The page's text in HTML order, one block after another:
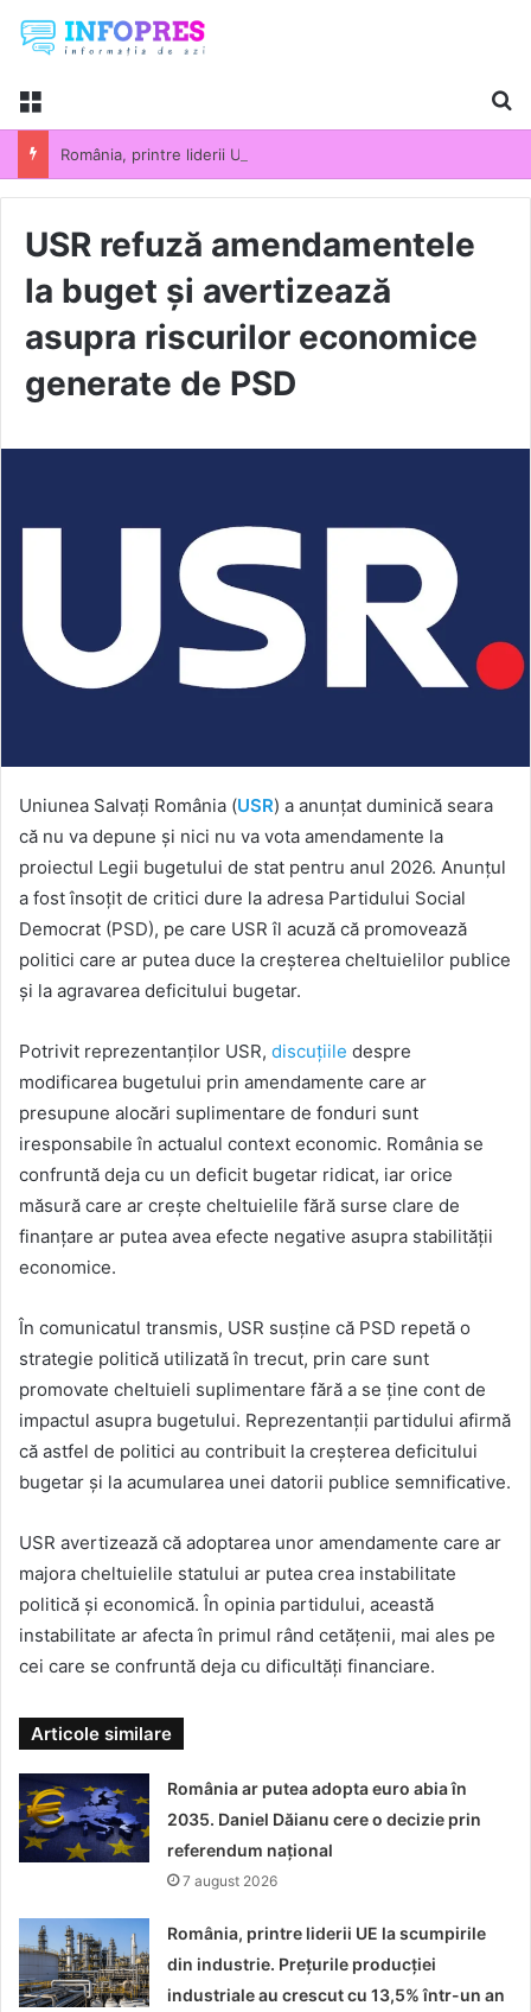
Menu
USR refuză amendamentele
la buget și avertizează
asupra riscurilor economice
generate de PSD
Uniunea Salvați România (USR) a anunțat duminică seara
că nu va depune și nici nu va vota amendamente la
proiectul Legii bugetului de stat pentru anul 2026. Anunțul
a fost însoțit de critici dure la adresa Partidului Social
Democrat (PSD), pe care USR îl acuză că promovează
politici care ar putea duce la creșterea cheltuielilor publice
și la agravarea deficitului bugetar.
Potrivit reprezentanților USR, discuțiile despre
modificarea bugetului prin amendamente care ar
presupune alocări suplimentare de fonduri sunt
iresponsabile în actualul context economic. România se
confruntă deja cu un deficit bugetar ridicat, iar orice
măsură care ar crește cheltuielile fără surse clare de
finanțare ar putea avea efecte negative asupra stabilității
economice.
În comunicatul transmis, USR susține că PSD repetă o
strategie politică utilizată în trecut, prin care sunt
promovate cheltuieli suplimentare fără a se ține cont de
impactul asupra bugetului. Reprezentanții partidului afirmă
că astfel de politici au contribuit la creșterea deficitului
bugetar și la acumularea unei datorii publice semnificative.
USR avertizează că adoptarea unor amendamente care ar
majora cheltuielile statului ar putea crea instabilitate
politică și economică. În opinia partidului, această
instabilitate ar afecta în primul rând cetățenii, mai ales pe
cei care se confruntă deja cu dificultăți financiare.
Articole similare
România ar putea adopta euro abia în
2035. Daniel Dăianu cere o decizie prin
referendum național
7 august 2026
România, printre liderii UE la scumpirile
din industrie. Prețurile producției
industriale au crescut cu 13,5% într-un an